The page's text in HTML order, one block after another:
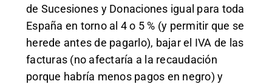
de Sucesiones y Donaciones igual para toda
España en torno al 4 o 5 % (y permitir que se
herede antes de pagarlo), bajar el IVA de las
facturas (no afectaría a la recaudación
porque habría menos pagos en negro) y